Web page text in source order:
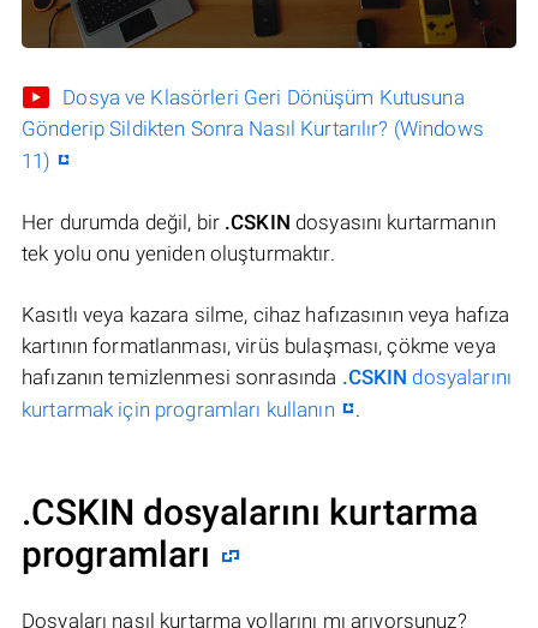
Dosya ve Klasörleri Geri Dönüşüm Kutusuna
Gönderip Sildikten Sonra Nasıl Kurtarılır? (Windows
11)
Her durumda değil, bir .CSKIN dosyasını kurtarmanın
tek yolu onu yeniden oluşturmaktır.
Kasıtlı veya kazara silme, cihaz hafızasının veya hafıza
kartının formatlanması, virüs bulaşması, çökme veya
hafızanın temizlenmesi sonrasında .CSKIN dosyalarını
kurtarmak için programları kullanın
.
.CSKIN dosyalarını kurtarma
programları
Dosyaları nasıl kurtarma yollarını mı arıyorsunuz?